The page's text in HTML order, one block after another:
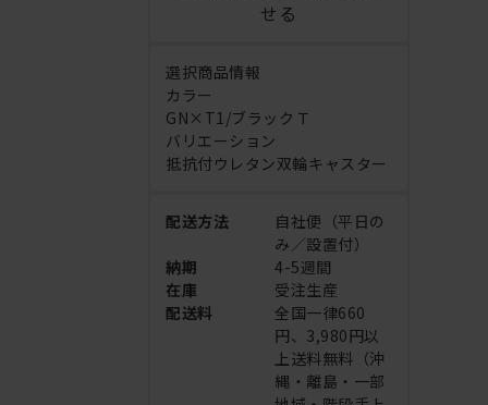
せる
選択商品情報
カラー
GN×T1/ブラックＴ
バリエーション
抵抗付ウレタン双輪キャスター
配送方法
自社便（平日の
み／設置付）
納期
4-5週間
在庫
受注生産
配送料
全国一律660
円、3,980円以
上送料無料（沖
縄・離島・一部